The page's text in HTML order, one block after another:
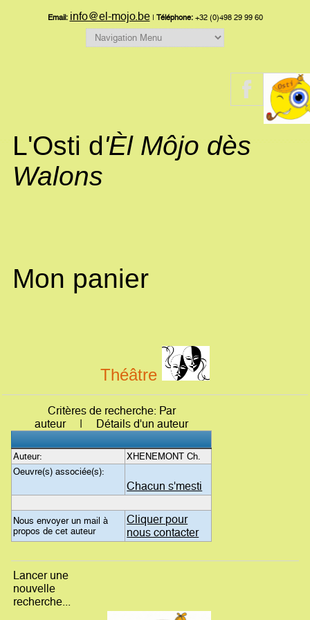
Email: info@el-mojo.be| Téléphone:+32 (0)498 29 99 60
L'Osti d'Èl Môjo dès
Walons
Mon panier
Théâtre
Critères de recherche: Par
auteur | Détails d'un auteur
Auteur:
XHENEMONT Ch.
Oeuvre(s) associée(s):
Chacun s'mesti
Nous envoyer un mail à
propos de cet auteur
Cliquer pour
nous contacter
Lancer une
nouvelle
recherche...